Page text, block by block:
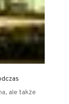
ale także